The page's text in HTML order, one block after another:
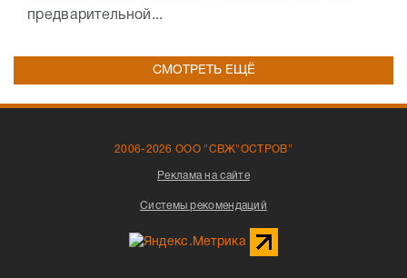
предварительной...
СМОТРЕТЬ ЕЩЁ
2006-2026 ООО "СВЖ"ОСТРОВ"
Реклама на сайте
Системы рекомендаций